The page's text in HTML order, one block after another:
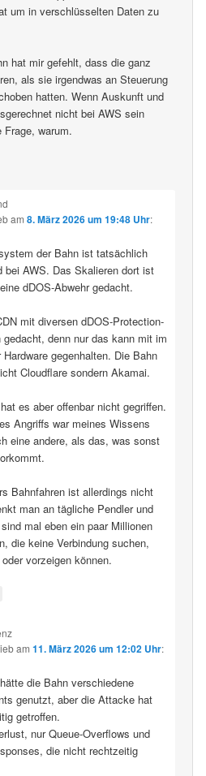
um in verschlüsselten Daten zu
hat mir gefehlt, dass die ganz
als sie irgendwas an Steuerung
hatten. Wenn Auskunft und
nicht bei AWS sein
Frage, warum.
am 8. März 2026 um 19:48 Uhr:
der Bahn ist tatsächlich
bei AWS. Das Skalieren dort ist
dDOS-Abwehr gedacht.
mit diversen dDOS-Protection-
gedacht, denn nur das kann mit im
gegenhalten. Die Bahn
Cloudflare sondern Akamai.
es aber offenbar nicht gegriffen.
Angriffs war meines Wissens
eine andere, als das, was sonst
Bahnfahren ist allerdings nicht
man an tägliche Pendler und
mal eben ein paar Millionen
die keine Verbindung suchen,
vorzeigen können.
am11. März 2026 um 12:02 Uhr:
die Bahn verschiedene
genutzt, aber die Attacke hat
getroffen.
nur Queue‑Overflows und
die nicht rechtzeitig